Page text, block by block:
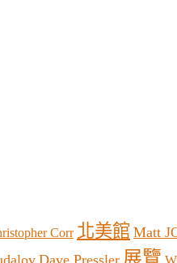
Corr 北美館 Matt
展覽